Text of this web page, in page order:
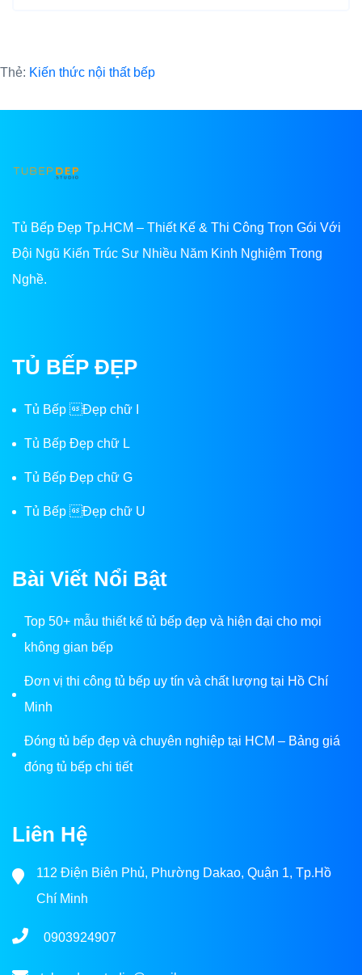
Thẻ: Kiến thức nội thất bếp
Tủ Bếp Đẹp Tp.HCM – Thiết Kế & Thi Công Trọn Gói Với
Đội Ngũ Kiến Trúc Sư Nhiều Năm Kinh Nghiệm Trong
Nghề.
TỦ BẾP ĐẸP
Tủ Bếp Đẹp chữ I
Tủ Bếp Đẹp chữ L
Tủ Bếp Đẹp chữ G
Tủ Bếp Đẹp chữ U
Bài Viết Nổi Bật
Top 50+ mẫu thiết kế tủ bếp đẹp và hiện đại cho mọi
không gian bếp
Đơn vị thi công tủ bếp uy tín và chất lượng tại Hồ Chí
Minh
Đóng tủ bếp đẹp và chuyên nghiệp tại HCM – Bảng giá
đóng tủ bếp chi tiết
Liên Hệ
112 Điện Biên Phủ, Phường Dakao, Quận 1, Tp.Hồ
Chí Minh
0903924907